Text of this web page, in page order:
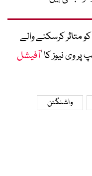
متاثر کرسکنے والے
وی نیوز کا ’آفیشل
واشنگٹن